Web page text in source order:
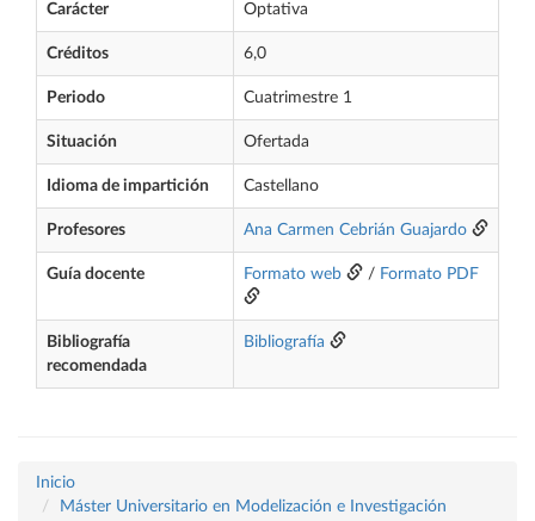
Carácter Optativa
Créditos 6,0
Periodo Cuatrimestre 1
Situación Ofertada
Idioma de impartición Castellano
Profesores Ana Carmen Cebrián Guajardo
Guía docente Formato web / Formato PDF
Bibliografía
recomendada
Bibliografía
Inicio
Máster Universitario en Modelización e Investigación